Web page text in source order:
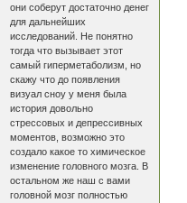
они соберут достаточно денег
для дальнейших
исследований. Не понятно
тогда что вызывает этот
самый гиперметаболизм, но
скажу что до появления
визуал сноу у меня была
история довольно
стрессовых и депрессивных
моментов, возможно это
создало какое то химическое
изменение головного мозга. В
остальном же наш с вами
головной мозг полностью